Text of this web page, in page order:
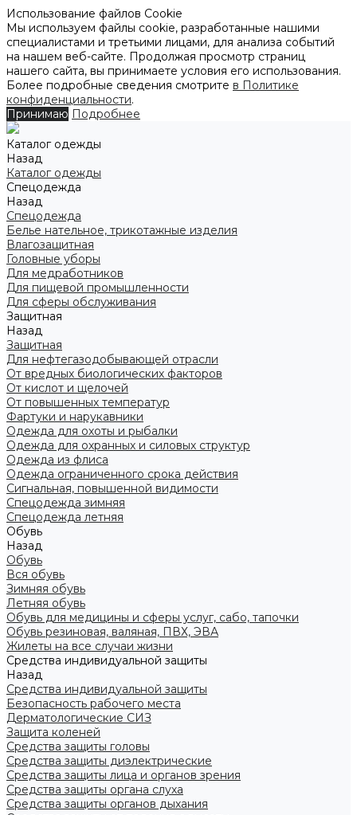
Использование файлов Cookie
Мы используем файлы cookie, разработанные нашими
специалистами и третьими лицами, для анализа событий
на нашем веб-сайте. Продолжая просмотр страниц
нашего сайта, вы принимаете условия его использования.
Более подробные сведения смотрите в Политике
конфиденциальности.
Принимаю Подробнее
Каталог одежды
Назад
Каталог одежды
Спецодежда
Назад
Спецодежда
Белье нательное, трикотажные изделия
Влагозащитная
Головные уборы
Для медработников
Для пищевой промышленности
Для сферы обслуживания
Защитная
Назад
Защитная
Для нефтегазодобывающей отрасли
От вредных биологических факторов
От кислот и щелочей
От повышенных температур
Фартуки и нарукавники
Одежда для охоты и рыбалки
Одежда для охранных и силовых структур
Одежда из флиса
Одежда ограниченного срока действия
Сигнальная, повышенной видимости
Спецодежда зимняя
Спецодежда летняя
Обувь
Назад
Обувь
Вся обувь
Зимняя обувь
Летняя обувь
Обувь для медицины и сферы услуг, сабо, тапочки
Обувь резиновая, валяная, ПВХ, ЭВА
Жилеты на все случаи жизни
Средства индивидуальной защиты
Назад
Средства индивидуальной защиты
Безопасность рабочего места
Дерматологические СИЗ
Защита коленей
Средства защиты головы
Средства защиты диэлектрические
Средства защиты лица и органов зрения
Средства защиты органа слуха
Средства защиты органов дыхания